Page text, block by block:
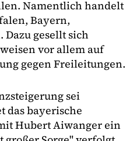
Namentlich handelt
Bayern,
Dazu gesellt sich
vor allem auf
gegen Freileitungen.
sei
bayerische
Hubert Aiwanger ein